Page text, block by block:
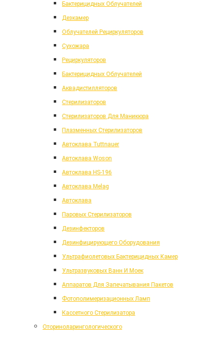
Бактерицидных Облучателей
Дезкамер
Облучателей Рециркуляторов
Сухожара
Рециркуляторов
Бактерицидных Облучателей
Аквадистилляторов
Стерилизаторов
Стерилизаторов Для Маникюра
Плазменных Стерилизаторов
Автоклава Tuttnauer
Автоклава Woson
Автоклава HS-196
Автоклава Melag
Автоклава
Паровых Стерилизаторов
Дезинфекторов
Дезинфицирующего Оборудования
Ультрафиолетовых Бактерицидных Камер
Ультразвуковых Ванн И Моек
Аппаратов Для Запечатывания Пакетов
Фотополимеризационных Ламп
Кассетного Стерилизатора
Оториноларингологического